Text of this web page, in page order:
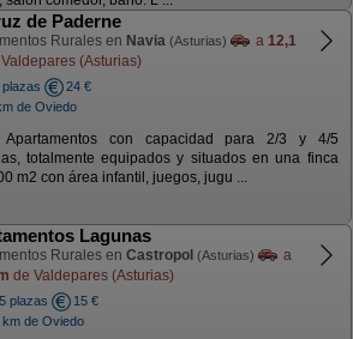
de Paderne
Rurales en Navia (Asturias) a 12,1
(Asturias)
plazas
24 €
de Oviedo
Apartamentos con capacidad para 2/3 y 4/5
totalmente equipados y situados en una finca
m2 con área infantil, juegos, jugu ...
Lagunas
Rurales en Castropol (Asturias)
a
de Valdepares (Asturias)
plazas
15 €
km de Oviedo